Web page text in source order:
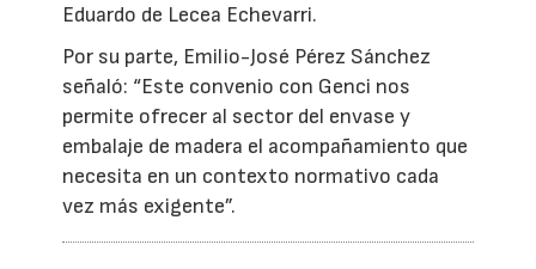
Eduardo de Lecea Echevarri.
Por su parte, Emilio-José Pérez Sánchez
señaló: “Este convenio con Genci nos
permite ofrecer al sector del envase y
embalaje de madera el acompañamiento que
necesita en un contexto normativo cada
vez más exigente”.